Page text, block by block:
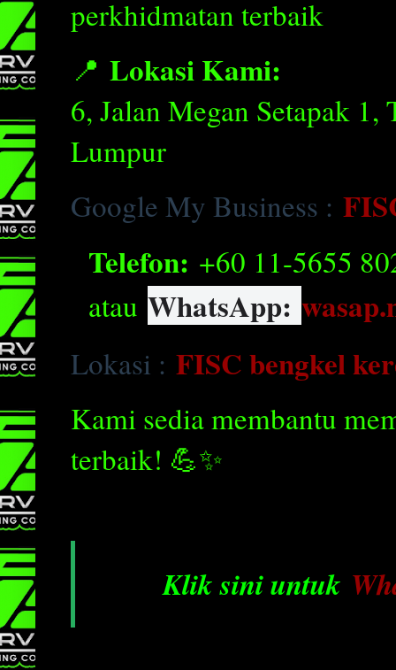
perkhidmatan terbaik
📍 Lokasi Kami:
6, Jalan Megan Setapak 1,
Lumpur
Google My Business :
Telefon: +60 11-5655
atau WhatsApp:
Lokasi : FISC bengkel
Kami sedia membantu
terbaik! 💪✨
Klik sini untuk